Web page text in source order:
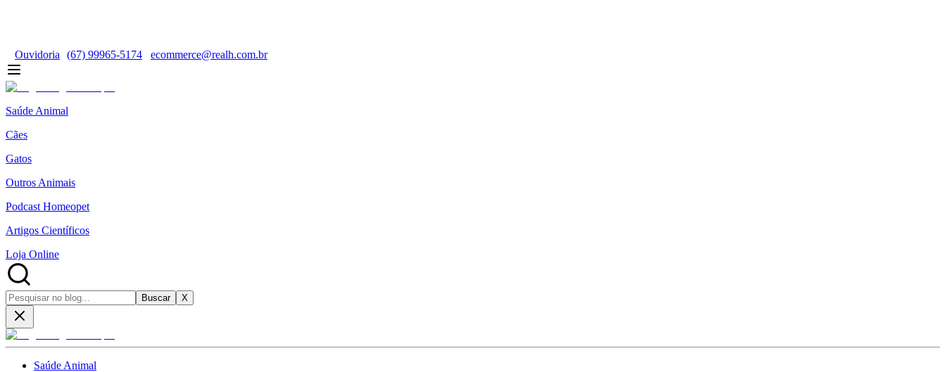
Ouvidoria (67) 99965-5174 ecommerce@realh.com.br
Saúde Animal
Cães
Gatos
Outros Animais
Podcast Homeopet
Artigos Científicos
Loja Online
Buscar X
Saúde Animal